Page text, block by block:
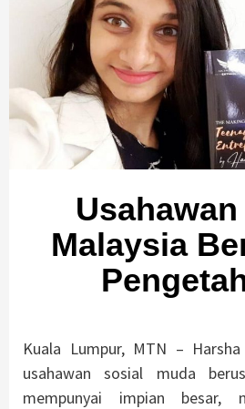
Malaysia
Kuala Lumpur, MTN –
usahawan sosial muda
mempunyai impian besar,